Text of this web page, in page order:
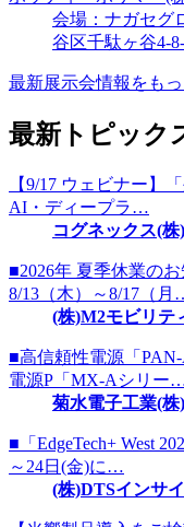
会場：ナガセグ
谷区千駄ヶ谷
最新展示会情報をも
最新トピック
【9/17 ウェビナー】
AI・ディープラ…
コグネックス(株)
■2026年 夏季休業の
8/13（木）～8/17（月
(株)M2モビリテ
■高信頼性電源「
電源P「MX-Aシリー
菊水電子工業(株)
■「EdgeTech+ West
～24日(金)に…
(株)DTSインサ